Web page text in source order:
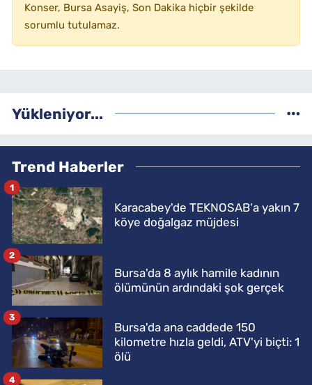
Konser, Bursa Asayiş, Son Dakika hiçbir şekilde
sorumlu tutulamaz.
Yükleniyor...
Trend Haberler
Karacabey'de TEKNOSAB'a yakın 7
köye doğalgaz müjdesi
1
Bursa'da 8 aylık hamile kadının
ölümünün ardındaki şok gerçek
2
Bursa'da ana caddede 150
kilometre hızla geldi, ATV'yi biçti: 1
ölü
3
4